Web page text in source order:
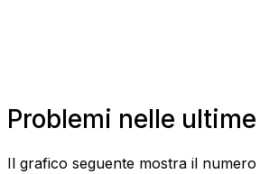
Problemi nelle
Il grafico seguente mostra il